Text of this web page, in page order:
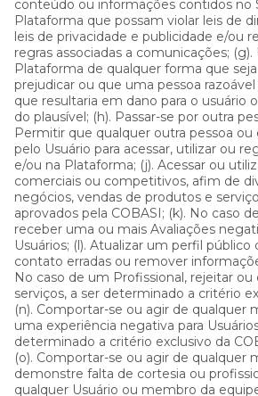
conteúdo ou informações contidos no
Plataforma que possam violar leis de
leis de privacidade e publicidade e/ou
regras associadas a comunicações;
Plataforma de qualquer forma que
prejudicar ou que uma pessoa
que resultaria em dano para o usuário
do plausível; (h). Passar-se por outra
Permitir que qualquer outra pessoa ou
pelo Usuário para acessar, utilizar ou
e/ou na Plataforma; (j). Acessar ou
comerciais ou competitivos, afim de
negócios, vendas de produtos e
aprovados pela COBASI; (k). No caso
receber uma ou mais Avaliações
Usuários; (l). Atualizar um perfil
contato erradas ou remover
No caso de um Profissional, rejeitar
serviços, a ser determinado a critério
(n). Comportar-se ou agir de qualquer
uma experiência negativa para
determinado a critério exclusivo da
(o). Comportar-se ou agir de qualquer
demonstre falta de cortesia ou
qualquer Usuário ou membro da